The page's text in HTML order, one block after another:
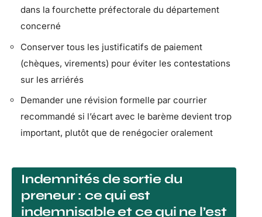
dans la fourchette préfectorale du département
concerné
Conserver tous les justificatifs de paiement
(chèques, virements) pour éviter les contestations
sur les arriérés
Demander une révision formelle par courrier
recommandé si l’écart avec le barème devient trop
important, plutôt que de renégocier oralement
Indemnités de sortie du
preneur : ce qui est
indemnisable et ce qui ne l’est